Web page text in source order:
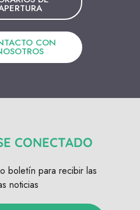
CON
CONECTADO
boletín para recibir las
noticias